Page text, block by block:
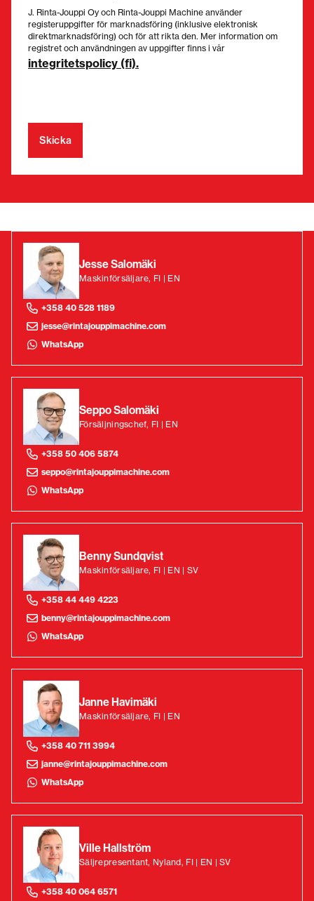
J. Rinta-Jouppi Oy och Rinta-Jouppi Machine använder
registeruppgifter för marknadsföring (inklusive elektronisk
direktmarknadsföring) och för att rikta den. Mer information om
registret och användningen av uppgifter finns i vår
integritetspolicy (fi).
Jesse Salomäki
Maskinförsäljare, FI | EN
+358 40 528 1189
jesse@rintajouppimachine.com
WhatsApp
Seppo Salomäki
Försäljningschef, FI | EN
+358 50 406 5874
seppo@rintajouppimachine.com
WhatsApp
Benny Sundqvist
Maskinförsäljare, FI | EN | SV
+358 44 449 4223
benny@rintajouppimachine.com
WhatsApp
Janne Havimäki
Maskinförsäljare, FI | EN
+358 40 711 3994
janne@rintajouppimachine.com
WhatsApp
Ville Hallström
Säljrepresentant, Nyland, FI | EN | SV
+358 40 064 6571